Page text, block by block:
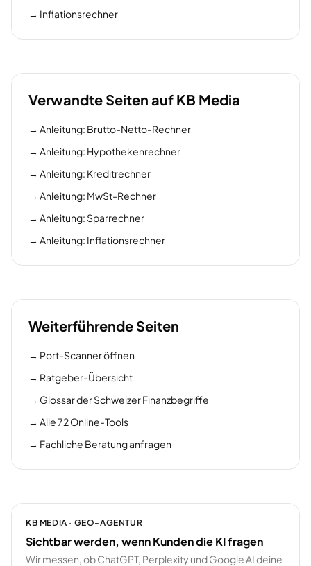
→ Inflationsrechner
Verwandte Seiten auf KB Media
→ Anleitung: Brutto-Netto-Rechner
→ Anleitung: Hypothekenrechner
→ Anleitung: Kreditrechner
→ Anleitung: MwSt-Rechner
→ Anleitung: Sparrechner
→ Anleitung: Inflationsrechner
Weiterführende Seiten
→ Port-Scanner öffnen
→ Ratgeber-Übersicht
→ Glossar der Schweizer Finanzbegriffe
→ Alle 72 Online-Tools
→ Fachliche Beratung anfragen
KB MEDIA · GEO-AGENTUR
Sichtbar werden, wenn Kunden die KI fragen
Wir messen, ob ChatGPT, Perplexity und Google AI deine